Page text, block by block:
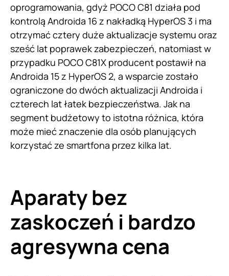
oprogramowania, gdyż POCO C81 działa pod
kontrolą Androida 16 z nakładką HyperOS 3 i ma
otrzymać cztery duże aktualizacje systemu oraz
sześć lat poprawek zabezpieczeń, natomiast w
przypadku POCO C81X producent postawił na
Androida 15 z HyperOS 2, a wsparcie zostało
ograniczone do dwóch aktualizacji Androida i
czterech lat łatek bezpieczeństwa. Jak na
segment budżetowy to istotna różnica, która
może mieć znaczenie dla osób planujących
korzystać ze smartfona przez kilka lat.
Aparaty bez
zaskoczeń i bardzo
agresywna cena